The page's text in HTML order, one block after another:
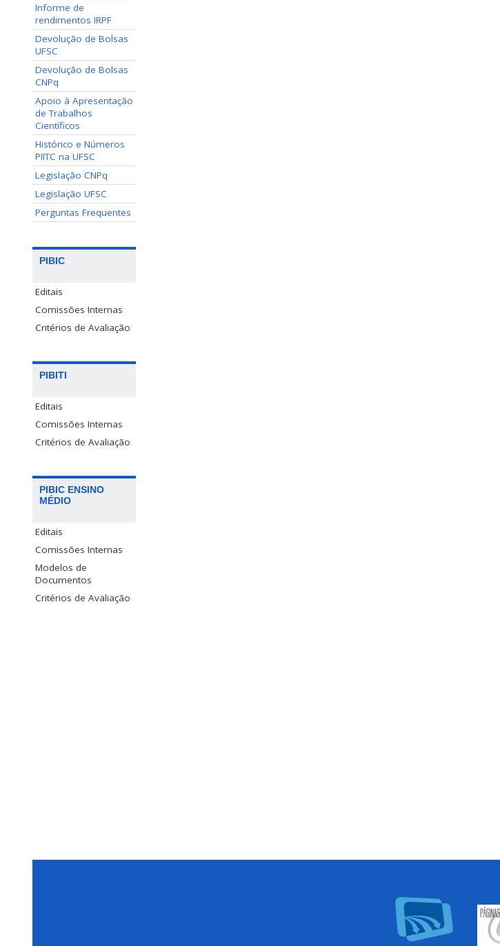
Informe de
rendimentos IRPF
Devolução de Bolsas
UFSC
Devolução de Bolsas
CNPq
Apoio à Apresentação
de Trabalhos
Científicos
Histórico e Números
PIITC na UFSC
Legislação CNPq
Legislação UFSC
Perguntas Frequentes
PIBIC
Editais
Comissões Internas
Critérios de Avaliação
PIBITI
Editais
Comissões Internas
Critérios de Avaliação
PIBIC ENSINO
MÉDIO
Editais
Comissões Internas
Modelos de
Documentos
Critérios de Avaliação